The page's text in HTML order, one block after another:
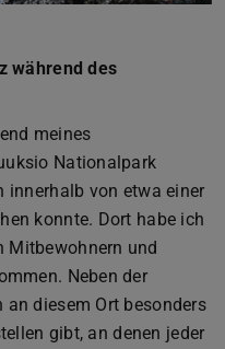
während des
meines
Nationalpark
innerhalb von etwa einer
konnte. Dort habe ich
Mitbewohnern und
Neben der
diesem Ort besonders
gibt, an denen jeder